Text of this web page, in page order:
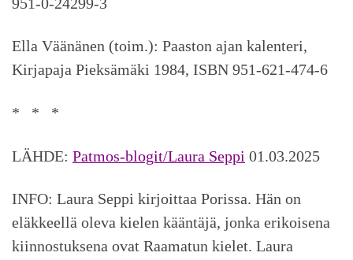
Ella Väänänen (toim.): Paaston ajan kalenteri,
Kirjapaja Pieksämäki 1984, ISBN 951-621-474-6
* * *
LÄHDE: Patmos-blogit/Laura Seppi 01.03.2025
INFO: Laura Seppi kirjoittaa Porissa. Hän on
eläkkeellä oleva kielen kääntäjä, jonka erikoisena
kiinnostuksena ovat Raamatun kielet. Laura